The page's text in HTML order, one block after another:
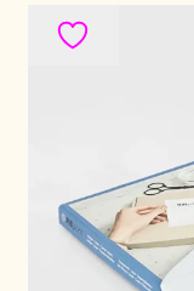
Aktuelle Preisliste
Allgemeine
Assortiment
Assortiment